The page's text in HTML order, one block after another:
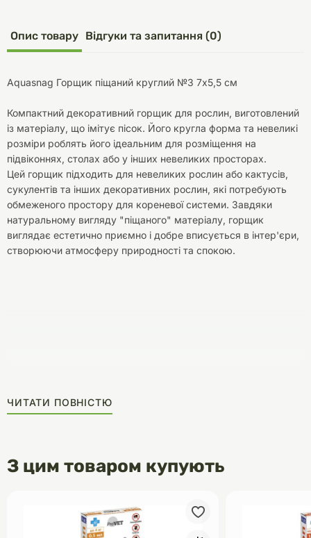
Опис товару Відгуки та запитання (0)
Aquasnag Горщик піщаний круглий №3 7х5,5 см
Компактний декоративний горщик для рослин, виготовлений
із матеріалу, що імітує пісок. Його кругла форма та невеликі
розміри роблять його ідеальним для розміщення на
підвіконнях, столах або у інших невеликих просторах.
Цей горщик підходить для невеликих рослин або кактусів,
сукулентів та інших декоративних рослин, які потребують
обмеженого простору для кореневої системи. Завдяки
натуральному вигляду "піщаного" матеріалу, горщик
виглядає естетично приємно і добре вписується в інтер'єри,
створюючи атмосферу природності та спокою.
ЧИТАТИ ПОВНІСТЮ
З цим товаром купують